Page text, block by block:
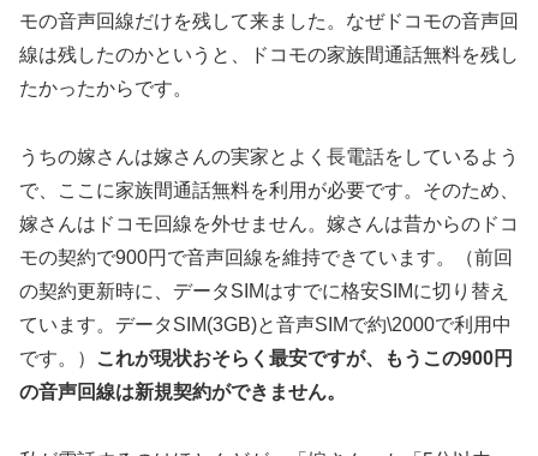
モの音声回線だけを残して来ました。なぜドコモの音声回
線は残したのかというと、ドコモの家族間通話無料を残し
たかったからです。
うちの嫁さんは嫁さんの実家とよく長電話をしているよう
で、ここに家族間通話無料を利用が必要です。そのため、
嫁さんはドコモ回線を外せません。嫁さんは昔からのドコ
モの契約で900円で音声回線を維持できています。（前回
の契約更新時に、データSIMはすでに格安SIMに切り替え
ています。データSIM(3GB)と音声SIMで約\2000で利用中
です。）
これが現状おそらく最安ですが、もうこの900円
の音声回線は新規契約ができません。